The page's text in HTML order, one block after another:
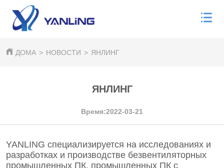
ДОМА > НОВОСТИ > ЯНЛИНГ
ЯНЛИНГ
Время:2022-03-21